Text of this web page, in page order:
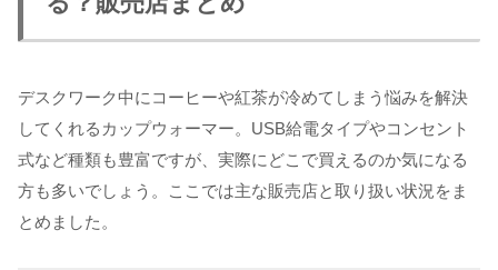
デスクワーク中にコーヒーや紅茶が冷めてしまう悩みを解決
してくれるカップウォーマー。USB給電タイプやコンセント
式など種類も豊富ですが、実際にどこで買えるのか気になる
方も多いでしょう。ここでは主な販売店と取り扱い状況をま
とめました。